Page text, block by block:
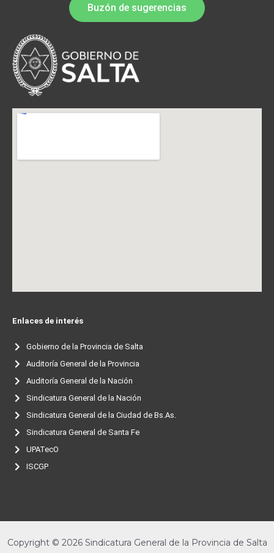
Buzón de sugerencias
Enlaces de interés
Gobierno de la Provincia de Salta
Auditoría General de la Provincia
Auditoría General de la Nación
Sindicatura General de la Nación
Sindicatura General de la Ciudad de Bs.As.
Sindicatura General de Santa Fe
UPATecO
ISCGP
Copyright © 2026 Sindicatura General de la Provincia de Salta